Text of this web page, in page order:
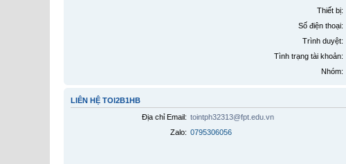
Thiết bị:
Số điện thoại:
Trình duyệt:
Tình trạng tài khoản:
Nhóm:
LIÊN HỆ TOI2B1HB
Địa chỉ Email: tointph32313@fpt.edu.vn
Zalo: 0795306056